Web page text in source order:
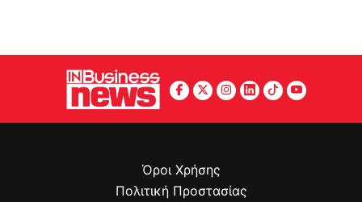
Όροι Χρήσης
Πολιτική Προστασίας